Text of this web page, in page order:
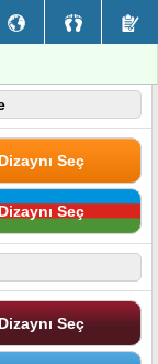
Seç
Seç
Seç